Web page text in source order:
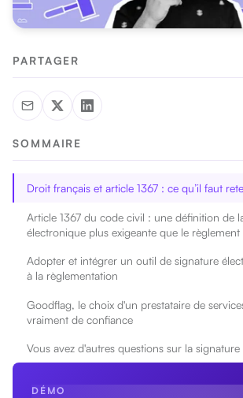
PARTAGER
SOMMAIRE
Droit français et article 1367 : ce qu’il faut
Article 1367 du code civil : une définition de
électronique plus exigeante que le règlement
Adopter et intégrer un outil de signature
à la règlementation
Goodflag, le choix d'un prestataire de
vraiment de confiance
Vous avez d'autres questions sur la
DÉMO